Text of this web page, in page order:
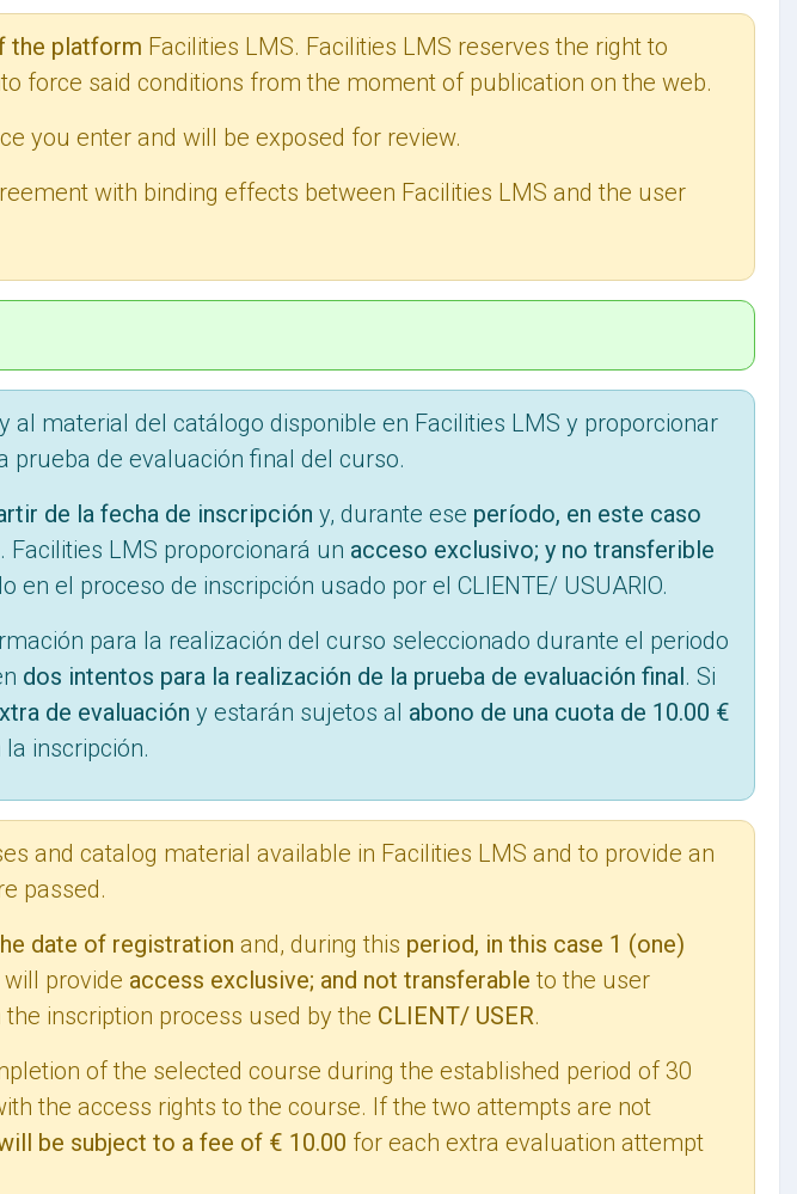
the platform Facilities LMS. Facilities LMS reserves the right to
force said conditions from the moment of publication on the web.
you enter and will be exposed for review.
with binding effects between Facilities LMS and the user
al material del catálogo disponible en Facilities LMS y proporcionar
prueba de evaluación final del curso.
de la fecha de inscripción y, durante ese período, en este caso
LMS proporcionará un acceso exclusivo; y no transferible
el proceso de inscripción usado por el CLIENTE/ USUARIO.
para la realización del curso seleccionado durante el periodo
dos intentos para la realización de la prueba de evaluación final. Si
de evaluación y estarán sujetos al abono de una cuota de 10.00 €
inscripción.
and catalog material available in Facilities LMS and to provide an
passed.
date of registration and, during this period, in this case 1 (one)
provide access exclusive; and not transferable to the user
inscription process used by the CLIENT/ USER.
of the selected course during the established period of 30
the access rights to the course. If the two attempts are not
be subject to a fee of € 10.00 for each extra evaluation attempt